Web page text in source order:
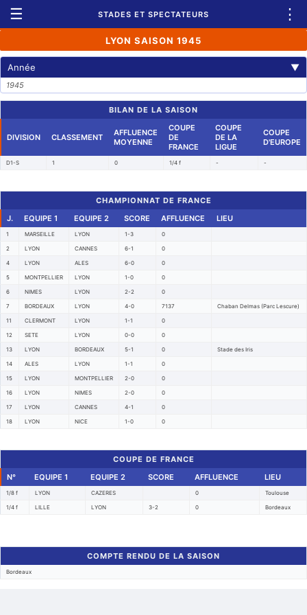
☰ STADES ET SPECTATEURS ⋮
LYON SAISON 1945
Année ▼
1945
BILAN DE LA SAISON
DIVISION CLASSEMENT
AFFLUENCE
MOYENNE
COUPE
DE
FRANCE
COUPE
DE LA
LIGUE
COUPE
D'EUROPE
D1-S 1 0 1/4 f - -
CHAMPIONNAT DE FRANCE
J.
EQUIPE 1 EQUIPE 2 SCORE AFFLUENCE LIEU
1 MARSEILLE LYON 1-3 0
2 LYON CANNES 6-1 0
4 LYON ALES 6-0 0
5 MONTPELLIER LYON 1-0 0
6 NIMES LYON 2-2 0
7 BORDEAUX LYON 4-0 7137 Chaban Delmas (Parc Lescure)
11 CLERMONT LYON 1-1 0
12 SETE LYON 0-0 0
13 LYON BORDEAUX 5-1 0 Stade des Iris
14 ALES LYON 1-1 0
15 LYON MONTPELLIER 2-0 0
16 LYON NIMES 2-0 0
17 LYON CANNES 4-1 0
18 LYON NICE 1-0 0
COUPE DE FRANCE
N°
EQUIPE 1 EQUIPE 2 SCORE AFFLUENCE LIEU
1/8 f LYON CAZERES 0 Toulouse
1/4 f LILLE LYON 3-2 0 Bordeaux
COMPTE RENDU DE LA SAISON
Bordeaux